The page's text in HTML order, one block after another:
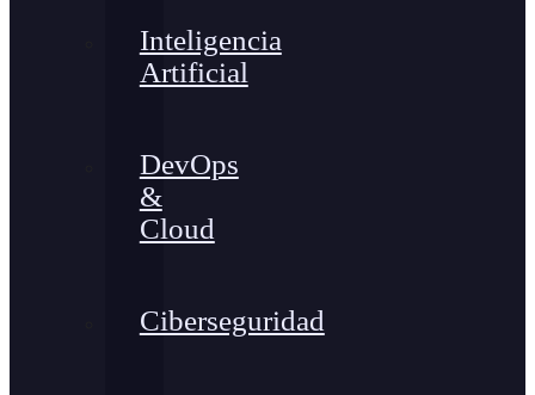
Inteligencia
Artificial
DevOps
&
Cloud
Ciberseguridad